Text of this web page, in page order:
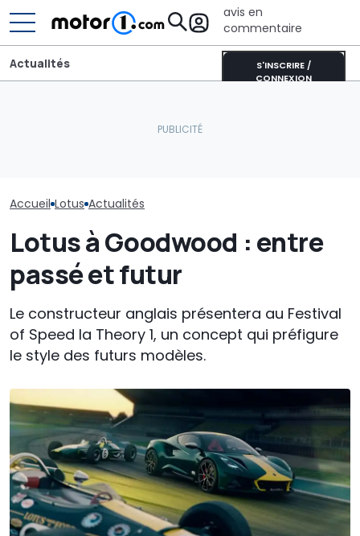
avis en
commentaire
S'INSCRIRE /
CONNEXION
Actualités
Accueil Lotus Actualités
Lotus à Goodwood : entre
passé et futur
Le constructeur anglais présentera au Festival
of Speed ​​la Theory 1, un concept qui préfigure
le style des futurs modèles.